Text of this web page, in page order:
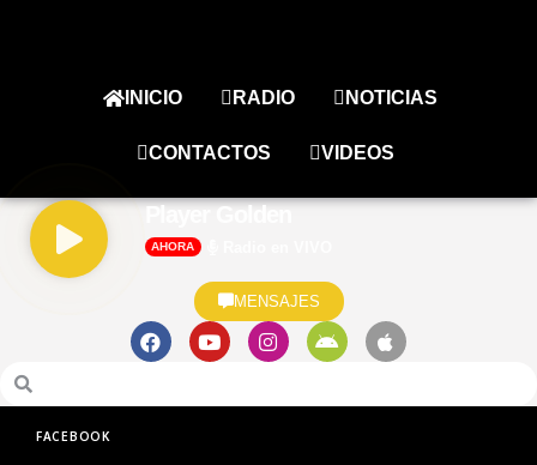
INICIO RADIO NOTICIAS
CONTACTOS VIDEOS
Player Golden
AHORA
MENSAJES
FACEBOOK